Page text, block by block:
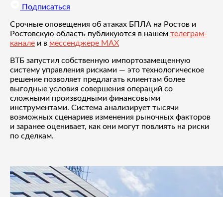
Подписаться
Срочные оповещения об атаках БПЛА на Ростов и
Ростовскую область публикуются в нашем телеграм-
канале и в мессенджере MAX
ВТБ запустил собственную импортозамещенную
систему управления рисками — это технологическое
решение позволяет предлагать клиентам более
выгодные условия совершения операций со
сложными производными финансовыми
инструментами. Система анализирует тысячи
возможных сценариев изменения рыночных факторов
и заранее оценивает, как они могут повлиять на риски
по сделкам.